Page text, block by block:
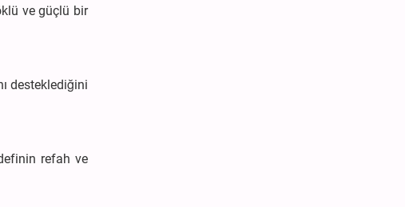
ve güçlü bir
desteklediğini
refah ve